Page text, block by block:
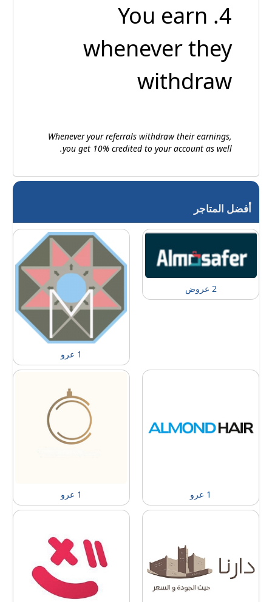
4. You earn
whenever they
withdraw
Whenever your referrals withdraw their earnings,
you get 10% credited to your account as well.
أفضل المتاجر
2 عروض
1 عرو
1 عرو 1 عرو